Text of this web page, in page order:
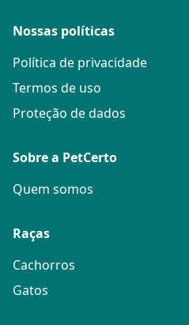
Nossas políticas
Política de privacidade
Termos de uso
Proteção de dados
Sobre a PetCerto
Quem somos
Raças
Cachorros
Gatos